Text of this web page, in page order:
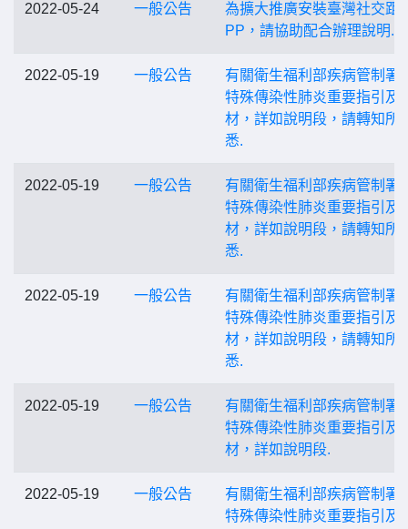
2022-05-24 一般公告
為擴大推廣安裝臺灣社交距
PP，請協助配合辦理說明.
2022-05-19 一般公告
有關衛生福利部疾病管制署
特殊傳染性肺炎重要指引及
材，詳如說明段，請轉知所
悉.
2022-05-19 一般公告
有關衛生福利部疾病管制署
特殊傳染性肺炎重要指引及
材，詳如說明段，請轉知所
悉.
2022-05-19 一般公告
有關衛生福利部疾病管制署
特殊傳染性肺炎重要指引及
材，詳如說明段，請轉知所
悉.
2022-05-19 一般公告
有關衛生福利部疾病管制署
特殊傳染性肺炎重要指引及
材，詳如說明段.
2022-05-19 一般公告
有關衛生福利部疾病管制署
特殊傳染性肺炎重要指引及